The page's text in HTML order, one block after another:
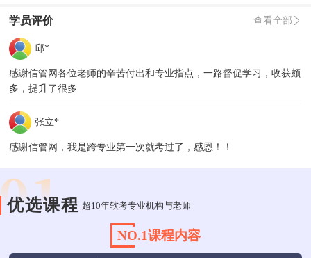
学员评价 查看全部
邱*
感谢信管网各位老师的辛苦付出和专业指点，一路督促学习，收获颇
多，提升了很多
张立*
感谢信管网，我是跨专业第一次就考过了，感恩！！
优选课程 超10年软考专业机构与老师
NO.1课程内容